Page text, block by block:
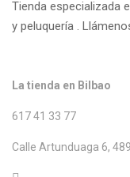
Tienda especializada
y peluquería .
La tienda en Bilbao
617 41 33 77
Calle Artunduaga 6,